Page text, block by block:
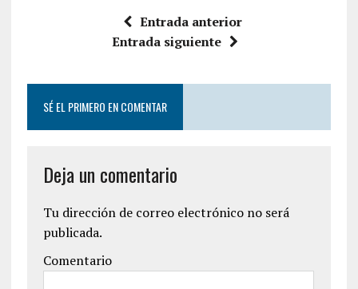
Entrada anterior
Entrada siguiente
SÉ EL PRIMERO EN COMENTAR
Deja un comentario
Tu dirección de correo electrónico no será
publicada.
Comentario